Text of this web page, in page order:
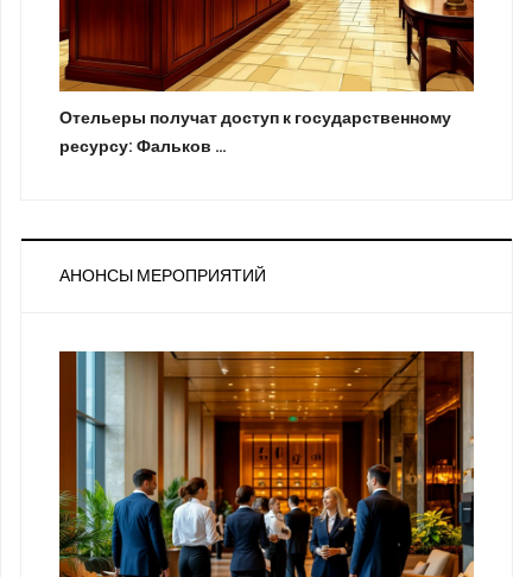
Отельеры получат доступ к государственному
ресурсу: Фальков …
АНОНСЫ МЕРОПРИЯТИЙ